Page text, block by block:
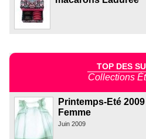
TOP DES
Collections
Printemps-Eté
Femme
Juin 2009